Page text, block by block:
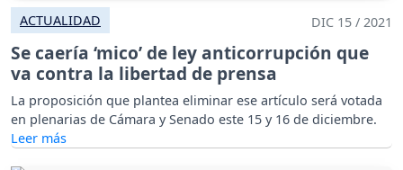
ACTUALIDAD DIC 15 / 2021
Se caería ‘mico’ de ley anticorrupción que
va contra la libertad de prensa
La proposición que plantea eliminar ese artículo será votada
en plenarias de Cámara y Senado este 15 y 16 de diciembre.